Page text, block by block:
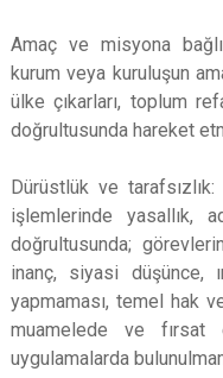
Amaç ve misyona
kurum veya kuruluşun
ülke çıkarları, toplum
doğrultusunda hareket
Dürüstlük ve
işlemlerinde yasallık,
doğrultusunda;
inanç, siyasi düşünce,
yapmaması, temel hak
muamelede ve fırsat
uygulamalarda